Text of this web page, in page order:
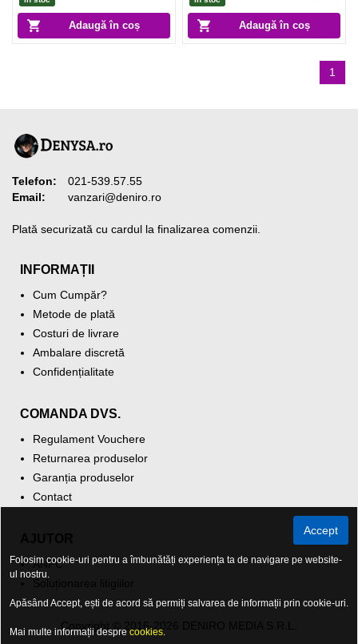
Adaugă în coș Adaugă în coș
1
Telefon:
021-539.57.55
Email:
vanzari@deniro.ro
Plată securizată cu cardul la finalizarea comenzii.
INFORMAȚII
Cum Cumpăr?
Metode de plată
Costuri de livrare
Ambalare discretă
Confidențialitate
COMANDA DVS.
Regulament Vouchere
Returnarea produselor
Garanția produselor
Contact
ANPC
Copyright © 2016-2026 DENIRO MEDIA S.R.L.
Accept
Folosim cookie-uri pentru a îmbunătăți experiența ta de navigare pe website-
ul nostru.
Apăsând Accept, ești de acord să permiți salvarea de informații prin cookie-uri.
Mai multe informații despre cookies.